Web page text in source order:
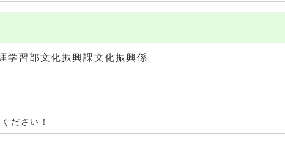
習部文化振興課文化振興係
ださい！